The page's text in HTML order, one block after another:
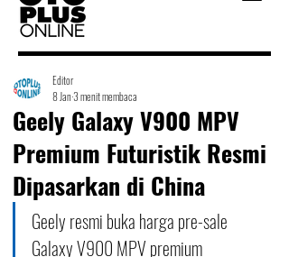
Geely Galaxy V900 MPV
Premium Futuristik Resmi
Dipasarkan di China
Editor
8 Jan3 menit membaca
Geely resmi buka harga pre-sale
Galaxy V900 MPV premium